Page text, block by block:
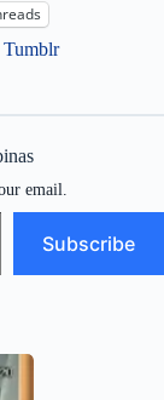
Tumblr
email.
Subscribe